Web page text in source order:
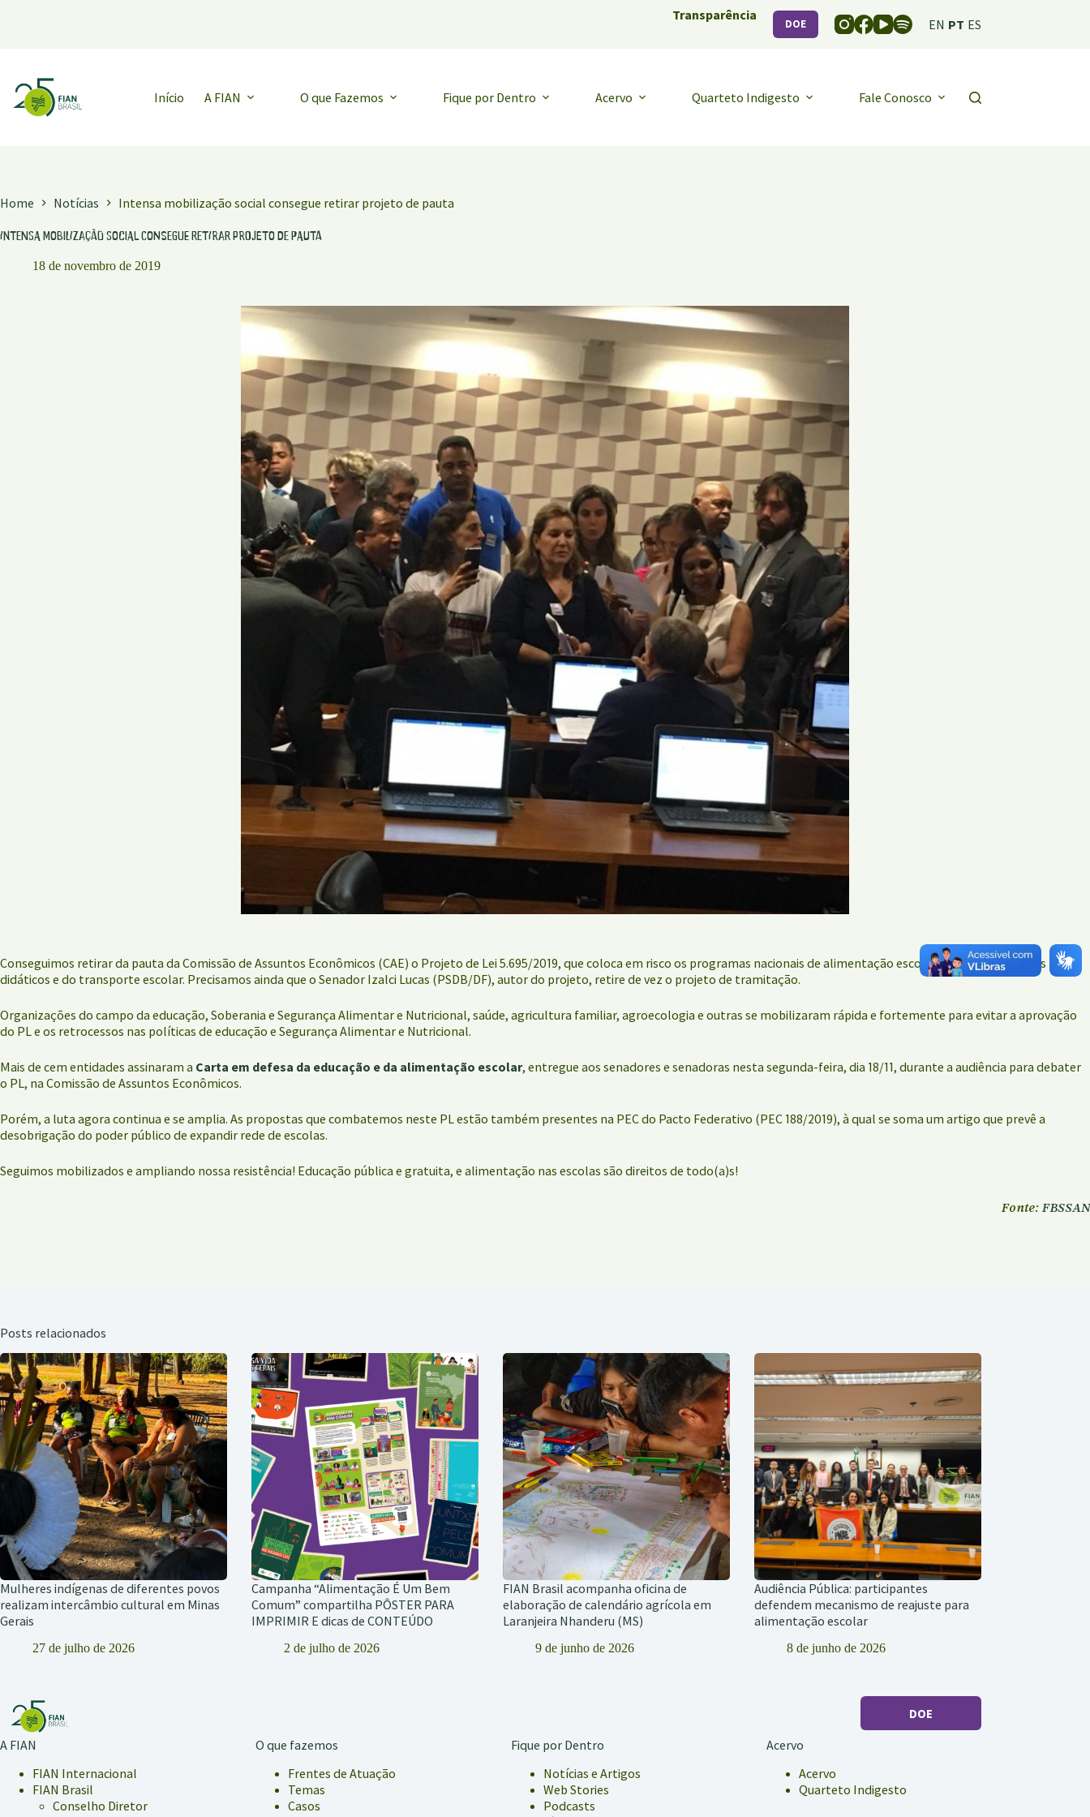
Transparência
DOE EN PT ES
Início A FIAN O que Fazemos Fique por Dentro Acervo Quarteto Indigesto Fale Conosco
Home Notícias Intensa mobilização social consegue retirar projeto de pauta
Intensa mobilização social consegue retirar projeto de pauta
18 de novembro de 2019
Conseguimos retirar da pauta da Comissão de Assuntos Econômicos (CAE) o Projeto de Lei 5.695/2019, que coloca em risco os programas nacionais de alimentação escolar, do livro e materiais
didáticos e do transporte escolar. Precisamos ainda que o Senador Izalci Lucas (PSDB/DF), autor do projeto, retire de vez o projeto de tramitação.
Organizações do campo da educação, Soberania e Segurança Alimentar e Nutricional, saúde, agricultura familiar, agroecologia e outras se mobilizaram rápida e fortemente para evitar a aprovação
do PL e os retrocessos nas políticas de educação e Segurança Alimentar e Nutricional.
Mais de cem entidades assinaram a Carta em defesa da educação e da alimentação escolar, entregue aos senadores e senadoras nesta segunda-feira, dia 18/11, durante a audiência para debater
o PL, na Comissão de Assuntos Econômicos.
Porém, a luta agora continua e se amplia. As propostas que combatemos neste PL estão também presentes na PEC do Pacto Federativo (PEC 188/2019), à qual se soma um artigo que prevê a
desobrigação do poder público de expandir rede de escolas.
Seguimos mobilizados e ampliando nossa resistência! Educação pública e gratuita, e alimentação nas escolas são direitos de todo(a)s!
Fonte: FBSSAN
Posts relacionados
Mulheres indígenas de diferentes povos
realizam intercâmbio cultural em Minas
Gerais
27 de julho de 2026
Campanha “Alimentação É Um Bem
Comum” compartilha PÔSTER PARA
IMPRIMIR E dicas de CONTEÚDO
2 de julho de 2026
FIAN Brasil acompanha oficina de
elaboração de calendário agrícola em
Laranjeira Nhanderu (MS)
9 de junho de 2026
Audiência Pública: participantes
defendem mecanismo de reajuste para
alimentação escolar
8 de junho de 2026
DOE
A FIAN
FIAN Internacional
FIAN Brasil
Conselho Diretor
O que fazemos
Frentes de Atuação
Temas
Casos
Fique por Dentro
Notícias e Artigos
Web Stories
Podcasts
Acervo
Acervo
Quarteto Indigesto